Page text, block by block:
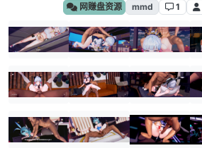
网赚盘资源 mmd 1